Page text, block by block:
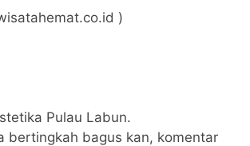
)
Pulau Labun.
bertingkah bagus kan, komentar